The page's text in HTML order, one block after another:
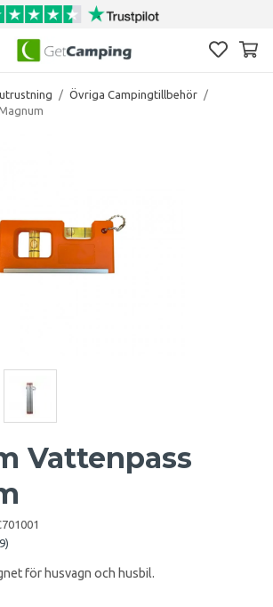
/ Övriga Campingtillbehör /
Vattenpass
för husvagn och husbil.